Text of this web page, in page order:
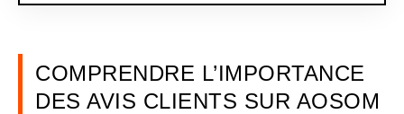
COMPRENDRE L’IMPORTANCE
DES AVIS CLIENTS SUR AOSOM